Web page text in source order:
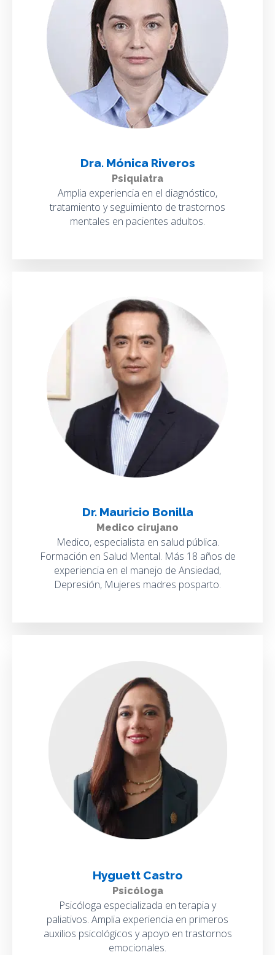
Dra. Mónica Riveros
Psiquiatra
Amplia experiencia en el diagnóstico,
tratamiento y seguimiento de trastornos
mentales en pacientes adultos.
Dr. Mauricio Bonilla
Medico cirujano
Medico, especialista en salud pública.
Formación en Salud Mental. Más 18 años de
experiencia en el manejo de Ansiedad,
Depresión, Mujeres madres posparto.
Hyguett Castro
Psicóloga
Psicóloga especializada en terapia y
paliativos. Amplia experiencia en primeros
auxilios psicológicos y apoyo en trastornos
emocionales.